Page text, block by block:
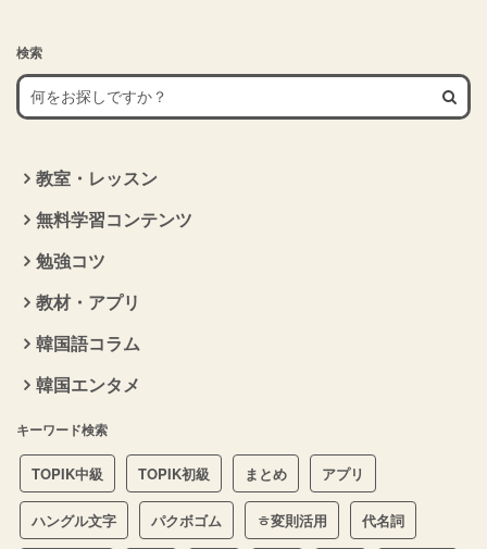
検索
教室・レッスン
無料学習コンテンツ
勉強コツ
教材・アプリ
韓国語コラム
韓国エンタメ
キーワード検索
TOPIK中級 TOPIK初級 まとめ アプリ
ハングル文字 パクボゴム ㅎ変則活用 代名詞